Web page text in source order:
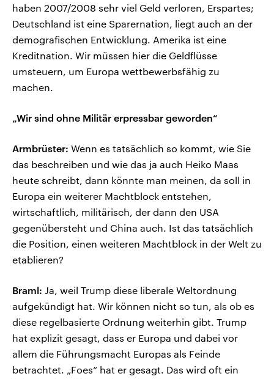
haben 2007/2008 sehr viel Geld verloren, Erspartes;
Deutschland ist eine Sparernation, liegt auch an der
demografischen Entwicklung. Amerika ist eine
Kreditnation. Wir müssen hier die Geldflüsse
umsteuern, um Europa wettbewerbsfähig zu
machen.
„Wir sind ohne Militär erpressbar geworden“
Armbrüster: Wenn es tatsächlich so kommt, wie Sie
das beschreiben und wie das ja auch Heiko Maas
heute schreibt, dann könnte man meinen, da soll in
Europa ein weiterer Machtblock entstehen,
wirtschaftlich, militärisch, der dann den USA
gegenübersteht und China auch. Ist das tatsächlich
die Position, einen weiteren Machtblock in der Welt zu
etablieren?
Braml: Ja, weil Trump diese liberale Weltordnung
aufgekündigt hat. Wir können nicht so tun, als ob es
diese regelbasierte Ordnung weiterhin gibt. Trump
hat explizit gesagt, dass er Europa und dabei vor
allem die Führungsmacht Europas als Feinde
betrachtet. „Foes“ hat er gesagt. Das wird oft ein